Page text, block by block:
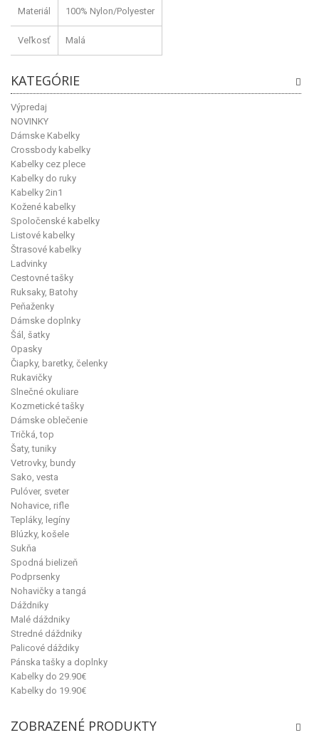
KATEGÓRIE
Výpredaj
NOVINKY
Dámske Kabelky
Crossbody kabelky
Kabelky cez plece
Kabelky do ruky
Kabelky 2in1
Kožené kabelky
Spoločenské kabelky
Listové kabelky
Štrasové kabelky
Ladvinky
Cestovné tašky
Ruksaky, Batohy
Peňaženky
Dámske doplnky
Šál, šatky
Opasky
Čiapky, baretky, čelenky
Rukavičky
Slnečné okuliare
Kozmetické tašky
Dámske oblečenie
Tričká, top
Šaty, tuniky
Vetrovky, bundy
Sako, vesta
Pulóver, sveter
Nohavice, rifle
Tepláky, legíny
Blúzky, košele
Sukňa
Spodná bielizeň
Podprsenky
Nohavičky a tangá
Dáždniky
Malé dáždniky
Stredné dáždniky
Palicové dáždiky
Pánska tašky a doplnky
Kabelky do 29.90€
Kabelky do 19.90€
ZOBRAZENÉ PRODUKTY
Materiál 100% Nylon/Polyester
Veľkosť Malá